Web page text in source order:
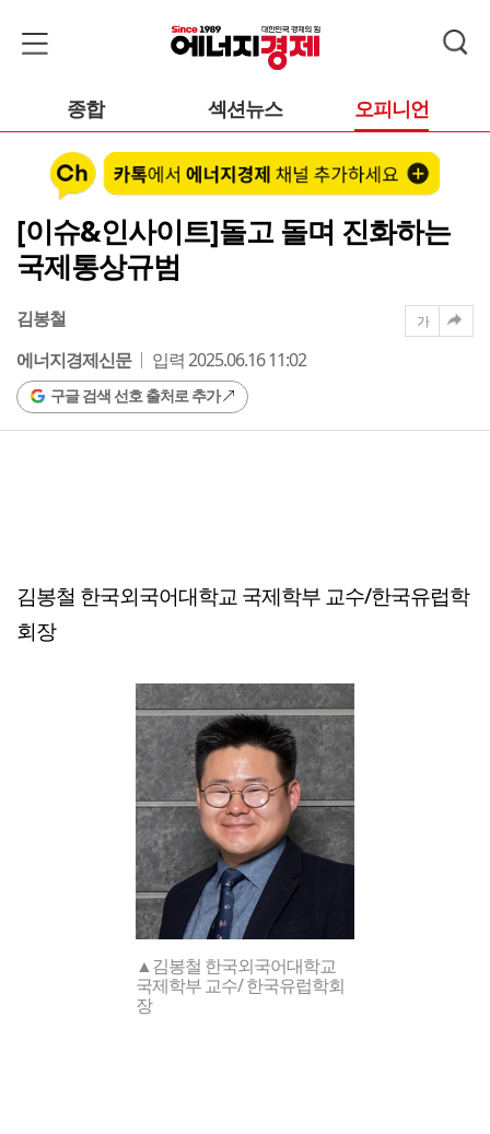
종합 섹션뉴스 오피니언
[이슈&인사이트]돌고 돌며 진화하는
국제통상규범
김봉철
에너지경제신문
입력 2025.06.16 11:02
구글 검색 선호 출처로 추가
가
김봉철 한국외국어대학교 국제학부 교수/한국유럽학
회장
▲김봉철 한국외국어대학교
국제학부 교수/ 한국유럽학회
장